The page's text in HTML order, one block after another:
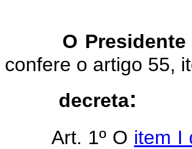
O
confere o artigo 55,
decreta:
Art. 1º O item I